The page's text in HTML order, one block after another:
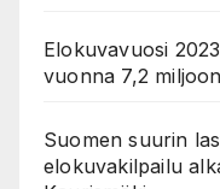
Elokuvavuosi
vuonna 7,2
Suomen suurin
elokuvakilpailu